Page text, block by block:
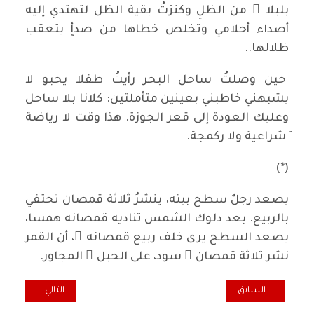
بلبلا ً من الظلِ وكنزتُ بقية الظل لتهتدي إليه
أصداء أحلامي وتخلص خطاها من صدأٍ يتعقب
ظلالها..
حين وصلتُ ساحل البحر رأيتُ طفلا يحبو لا
يشبهني خاطبني بعينين متأملتين: كلانا بلا ساحل
وعليك العودة إلى قعر الجوزة. هذا وقت لا رياضة
َ شراعية ولا ركمجة.
(*)
يصعد رجلٌ سطح بيته، ينشرُ ثلاثة قمصان تحتفي
بالربيع. بعد دلوك الشمس تناديه قمصانه همسا،
يصعد السطح يرى خلف ربيع قمصانه ُ، أن القمر
نشر ثلاثة قمصان ٍ سود، على الحبل ِ المجاور.
المقال السابق: سبعة ... بين سماء خضراء وسماء زرقاء
السابق المقال التالي:
التالي